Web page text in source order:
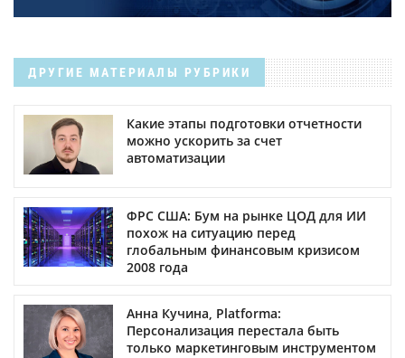
ДРУГИЕ МАТЕРИАЛЫ РУБРИКИ
Какие этапы подготовки отчетности
можно ускорить за счет
автоматизации
ФРС США: Бум на рынке ЦОД для ИИ
похож на ситуацию перед
глобальным финансовым кризисом
2008 года
Анна Кучина, Platforma:
Персонализация перестала быть
только маркетинговым инструментом